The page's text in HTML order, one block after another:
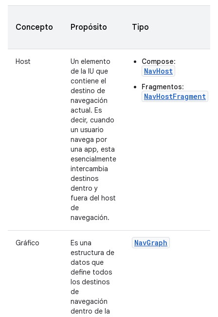
Concepto Propósito Tipo
Host
Un elemento
de la IU que
contiene el
destino de
navegación
actual. Es
decir, cuando
un usuario
navega por
una app, esta
esencialmente
intercambia
destinos
dentro y
fuera del host
de
navegación.
Compose:
NavHost
Fragmentos:
NavHostFragment
Gráfico
Es una
estructura de
datos que
define todos
los destinos
de
navegación
dentro de la
NavGraph